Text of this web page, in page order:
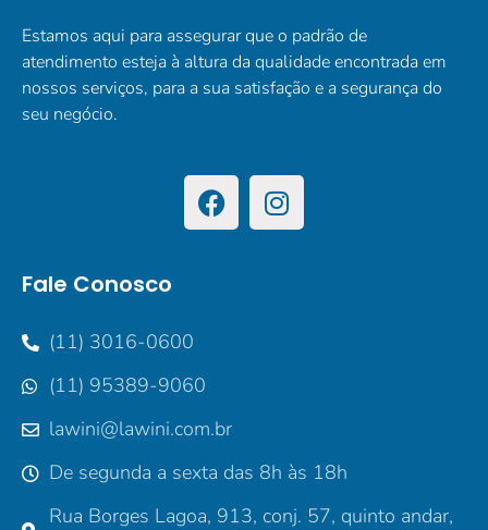
Estamos aqui para assegurar que o padrão de
atendimento esteja à altura da qualidade encontrada em
nossos serviços, para a sua satisfação e a segurança do
seu negócio.
Fale Conosco
(11) 3016-0600
(11) 95389-9060
lawini@lawini.com.br
De segunda a sexta das 8h às 18h
Rua Borges Lagoa, 913, conj. 57, quinto andar,